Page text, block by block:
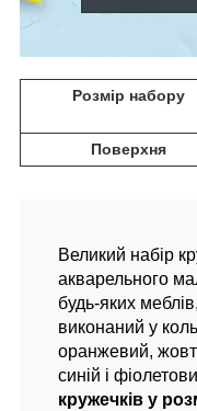
Розмір набору
Поверхня
Великий набір
акварельного
будь-яких
виконаний у
оранжевий,
синій і
кружечків у